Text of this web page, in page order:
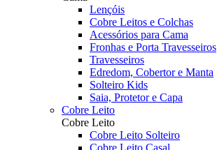
Lençóis
Cobre Leitos e Colchas
Acessórios para Cama
Fronhas e Porta Travesseiros
Travesseiros
Edredom, Cobertor e Manta
Solteiro Kids
Saia, Protetor e Capa
Cobre Leito
Cobre Leito
Cobre Leito Solteiro
Cobre Leito Casal